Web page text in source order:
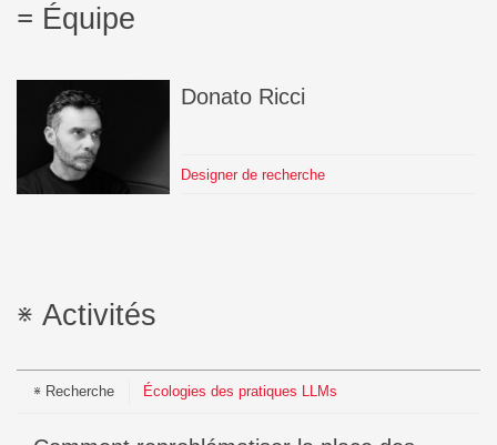
Équipe
Donato Ricci
Designer de recherche
Activités
Recherche Écologies des pratiques LLMs